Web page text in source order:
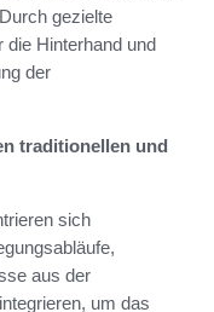
gezielte
die Hinterhand und
der
traditionellen und
sich
aus der
um das